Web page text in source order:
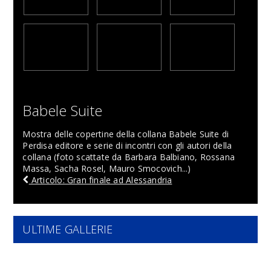
Babele Suite
Mostra delle copertine della collana Babele Suite di
Perdisa editore e serie di incontri con gli autori della
collana (foto scattate da Barbara Balbiano, Rossana
Massa, Sacha Rosel, Mauro Smocovich...)
Articolo: Gran finale ad Alessandria
ULTIME GALLERIE